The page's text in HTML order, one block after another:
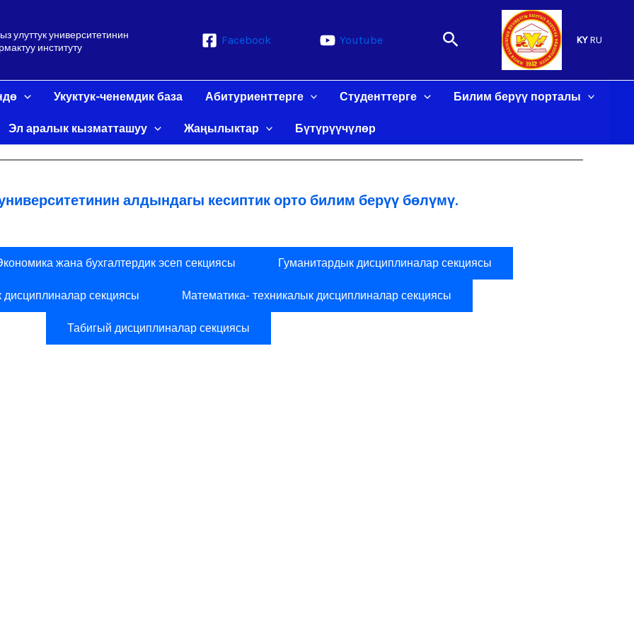
улуттук университетинин
институту
Facebook Youtube Search KY RU
Укуктук-ченемдик база Абитуриенттерге Студенттерге Билим берүү порталы
Эл аралык кызматташуу Жаңылыктар Бүтүрүүчүлөр
алдындагы кесиптик орто билим берүү бөлүмү.
жана бухгалтердик эсеп секциясы Гуманитардык дисциплиналар секциясы
дисциплиналар секциясы Математика- техникалык дисциплиналар секциясы
Табигый дисциплиналар секциясы